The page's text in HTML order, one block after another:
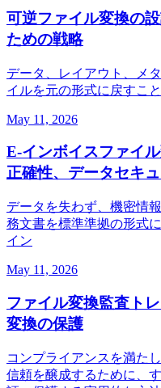
可逆ファイル変換の
ための戦略
データ、レイアウト、メ
イルを元の形式に戻すこ
May 11, 2026
E‑インボイスファイ
正確性、データセキ
データを失わず、機密情
務文書を標準準拠の形式
イン
May 11, 2026
ファイル変換監査ト
変換の保護
コンプライアンスを満た
信頼を醸成するために、